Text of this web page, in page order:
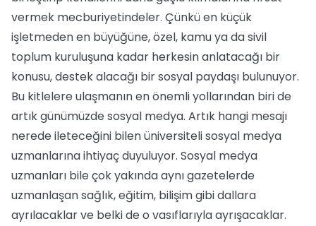
vermek mecburiyetindeler. Çünkü en küçük
işletmeden en büyüğüne, özel, kamu ya da sivil
toplum kuruluşuna kadar herkesin anlatacağı bir
konusu, destek alacağı bir sosyal paydaşı bulunuyor.
Bu kitlelere ulaşmanın en önemli yollarından biri de
artık günümüzde sosyal medya. Artık hangi mesajı
nerede ileteceğini bilen üniversiteli sosyal medya
uzmanlarına ihtiyaç duyuluyor. Sosyal medya
uzmanları bile çok yakında aynı gazetelerde
uzmanlaşan sağlık, eğitim, bilişim gibi dallara
ayrılacaklar ve belki de o vasıflarıyla ayrışacaklar.